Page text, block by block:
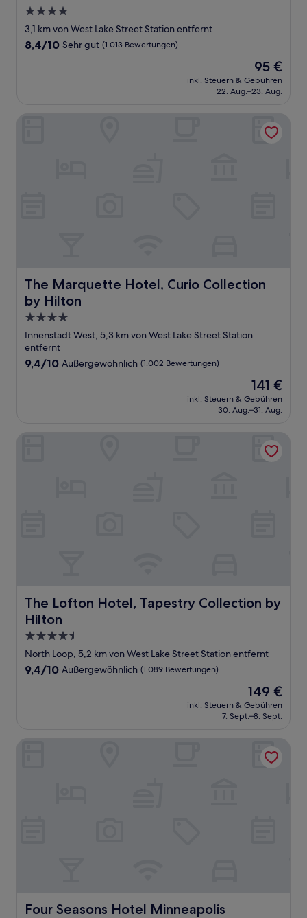
4.0-
Sterne-
Unterkunft
3,1 km von West Lake Street Station entfernt
8.4
Bewertungen)
8,4/10 Sehr gut (1.013 Bewertungen)
Der
Preis
beträgt
95 €
inkl. Steuern & Gebühren
22. Aug.–23. Aug.
The Marquette Hotel, Curio Collection
by Hilton
The Marquette Hotel, Curio Collection by Hilton
4.0-
Sterne-
Unterkunft
Innenstadt West, 5,3 km von West Lake Street Station
entfernt
9.4
9,4/10 Außergewöhnlich (1.002 Bewertungen)
Der
Preis
beträgt
141 €
inkl. Steuern & Gebühren
30. Aug.–31. Aug.
The Lofton Hotel, Tapestry Collection by
Hilton
The Lofton Hotel, Tapestry Collection by Hilton
4.5-
Sterne-
Unterkunft
North Loop, 5,2 km von West Lake Street Station entfernt
9.4
9,4/10 Außergewöhnlich (1.089 Bewertungen)
Der
Preis
beträgt
149 €
inkl. Steuern & Gebühren
7. Sept.–8. Sept.
Four Seasons Hotel Minneapolis
Four Seasons Hotel Minneapolis